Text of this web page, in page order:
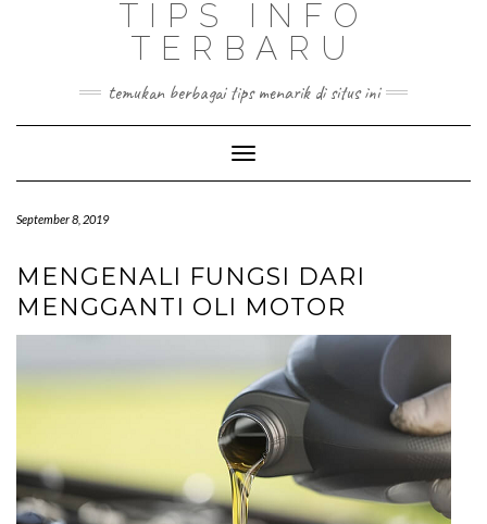
TIPS INFO
TERBARU
temukan berbagai tips menarik di situs ini
Toggle
Navigation
September 8, 2019
MENGENALI FUNGSI DARI
MENGGANTI OLI MOTOR